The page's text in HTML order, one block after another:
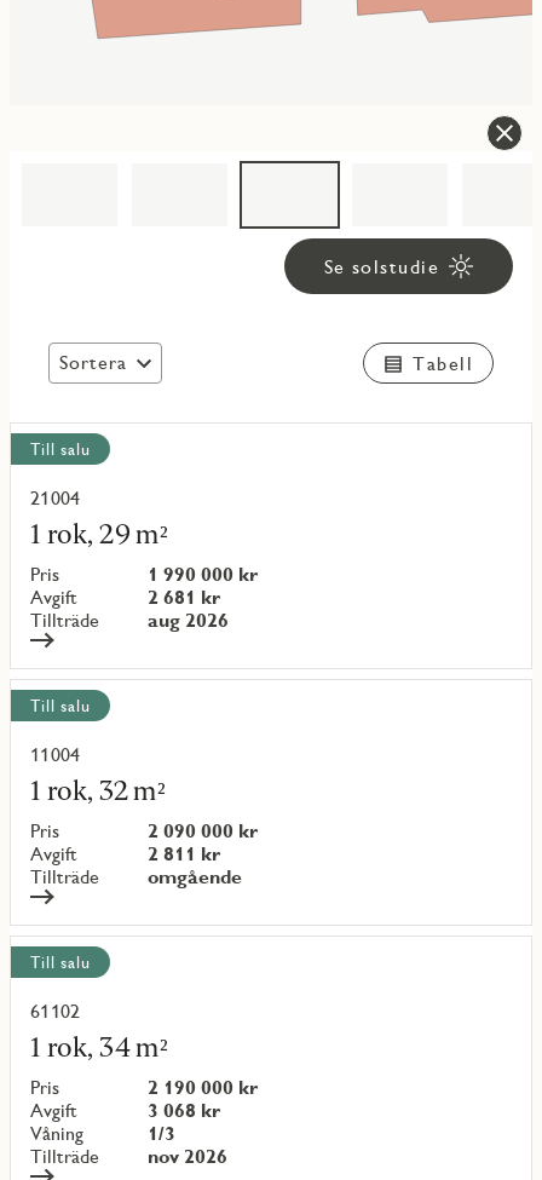
Se solstudie
Sortera Tabell
Visa
alla
objekt
Till salu
21004
1 rok, 29 m²
Pris
1 990 000 kr
Avgift
2 681 kr
Tillträde
aug 2026
Läs
mer
om
objekt
{objectNumber}
Till salu
11004
1 rok, 32 m²
Pris
2 090 000 kr
Avgift
2 811 kr
Tillträde
omgående
Läs
mer
om
objekt
{objectNumber}
Till salu
61102
1 rok, 34 m²
Pris
2 190 000 kr
Avgift
3 068 kr
Våning
1/3
Tillträde
nov 2026
Läs
mer
om
objekt
{objectNumber}